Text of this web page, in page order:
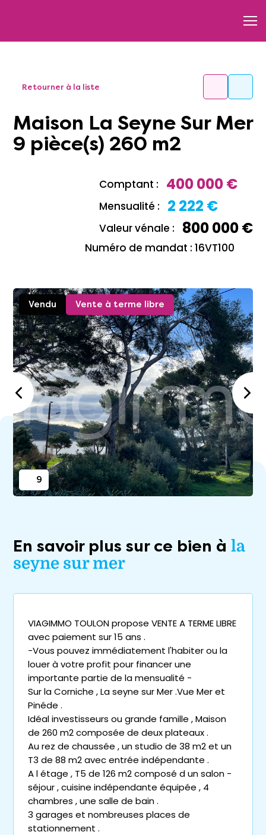
Retourner à la liste
Maison La Seyne Sur Mer
9 pièce(s) 260 m2
Comptant : 400 000 €
Mensualité : 2 222 €
Valeur vénale : 800 000 €
Numéro de mandat : 16VT100
Vendu Vente à terme libre
9
En savoir plus sur ce bien à la
seyne sur mer
VIAGIMMO TOULON propose VENTE A TERME LIBRE
avec paiement sur 15 ans .
-Vous pouvez immédiatement l'habiter ou la
louer à votre profit pour financer une
importante partie de la mensualité -
Sur la Corniche , La seyne sur Mer .Vue Mer et
Pinéde .
Idéal investisseurs ou grande famille , Maison
de 260 m2 composée de deux plateaux .
Au rez de chaussée , un studio de 38 m2 et un
T3 de 88 m2 avec entrée indépendante .
A l étage , T5 de 126 m2 composé d un salon -
séjour , cuisine indépendante équipée , 4
chambres , une salle de bain .
3 garages et nombreuses places de
stationnement .